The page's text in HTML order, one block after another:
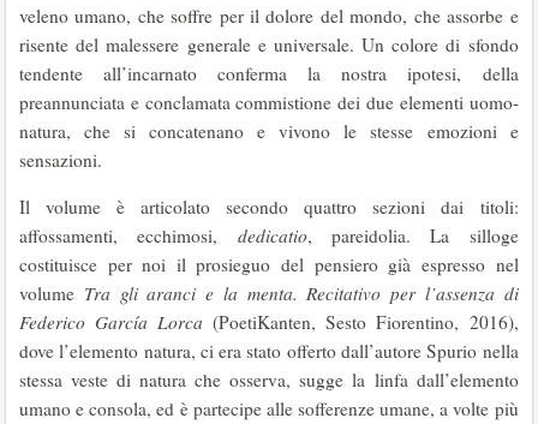
veleno umano, che soffre per il dolore del mondo, che assorbe e
risente del malessere generale e universale. Un colore di sfondo
tendente all’incarnato conferma la nostra ipotesi, della
preannunciata e conclamata commistione dei due elementi uomo-
natura, che si concatenano e vivono le stesse emozioni e
sensazioni.
Il volume è articolato secondo quattro sezioni dai titoli:
affossamenti, ecchimosi, dedicatio, pareidolia. La silloge
costituisce per noi il prosieguo del pensiero già espresso nel
volume Tra gli aranci e la menta. Recitativo per l’assenza di
Federico García Lorca (PoetiKanten, Sesto Fiorentino, 2016),
dove l’elemento natura, ci era stato offerto dall’autore Spurio nella
stessa veste di natura che osserva, sugge la linfa dall’elemento
umano e consola, ed è partecipe alle sofferenze umane, a volte più